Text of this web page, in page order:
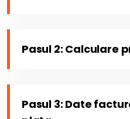
Pasul 2: Calculare
Pasul 3: Date